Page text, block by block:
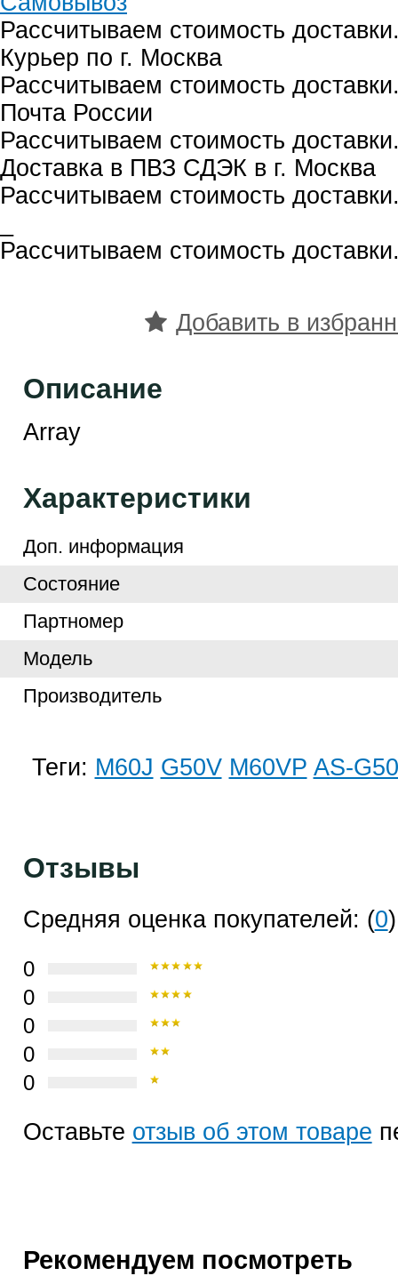
Рассчитываем стоимость
Курьер по г. Москва
Рассчитываем стоимость
Почта России
Рассчитываем стоимость
Доставка в ПВЗ СДЭК в г. Москва
Рассчитываем стоимость
Рассчитываем стоимость
Добавить в
Описание
Array
Характеристики
Доп. информация
Cостояние
Партномер
Модель
Производитель
Теги: M60J G50V M60VP AS-
Отзывы
Средняя оценка покупателей: (0)
0
0
0
0
0
Оставьте отзыв об этом товаре
Рекомендуем посмотреть